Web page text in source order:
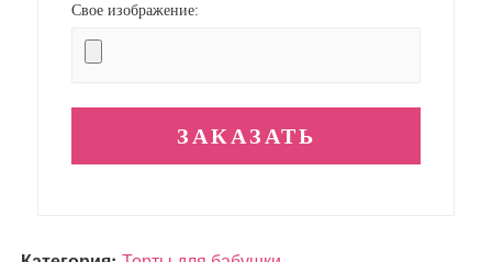
Свое изображение: